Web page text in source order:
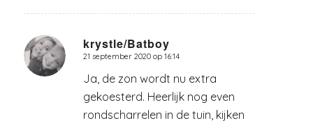
krystle/Batboy
zegt:
21 september 2020 op 16:14
Ja, de zon wordt nu extra
gekoesterd. Heerlijk nog even
rondscharrelen in de tuin, kijken